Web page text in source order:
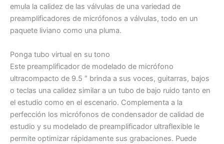
emula la calidez de las válvulas de una variedad de
preamplificadores de micrófonos a válvulas, todo en un
paquete liviano como una pluma.
Ponga tubo virtual en su tono
Este preamplificador de modelado de micrófono
ultracompacto de 9.5 ″ brinda a sus voces, guitarras, bajos
o teclas una calidez similar a un tubo de bajo ruido tanto en
el estudio como en el escenario. Complementa a la
perfección los micrófonos de condensador de calidad de
estudio y su modelado de preamplificador ultraflexible le
permite optimizar rápidamente sus grabaciones. Puede